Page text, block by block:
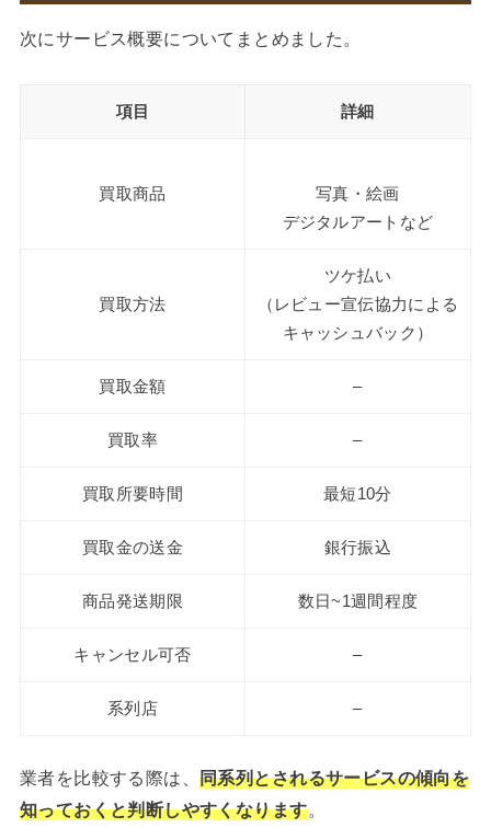
次にサービス概要についてまとめました。
項目 詳細
買取商品
写真・絵画
デジタルアートなど
買取方法
ツケ払い
（レビュー宣伝協力による
キャッシュバック）
買取金額 –
買取率 –
買取所要時間 最短10分
買取金の送金 銀行振込
商品発送期限 数日~1週間程度
キャンセル可否 –
系列店 –
業者を比較する際は、同系列とされるサービスの傾向を
知っておくと判断しやすくなります。